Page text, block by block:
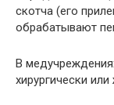
скотча (его
обрабатывают
В
хирургически